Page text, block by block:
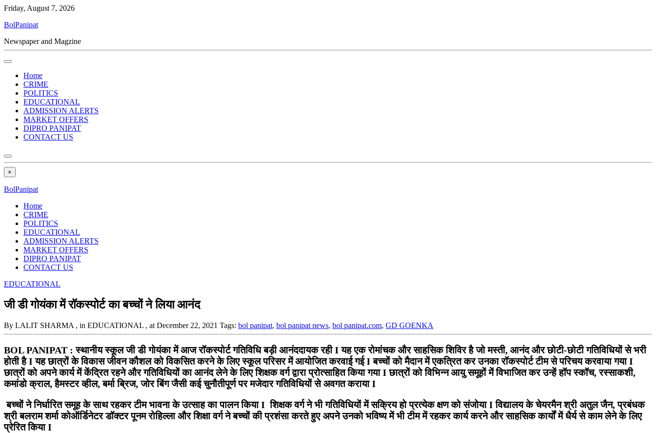
Friday, August 7, 2026
BolPanipat
Newspaper and Magzine
Home
CRIME
POLITICS
EDUCATIONAL
ADMISSION ALERTS
MARKET OFFERS
DIPRO PANIPAT
CONTACT US
×
BolPanipat
Home
CRIME
POLITICS
EDUCATIONAL
ADMISSION ALERTS
MARKET OFFERS
DIPRO PANIPAT
CONTACT US
EDUCATIONAL
जी डी गोयंका में रॉकस्पोर्ट का बच्चों ने लिया आनंद
By LALIT SHARMA , in EDUCATIONAL , at December 22, 2021 Tags: bol panipat, bol panipat news, bol panipat.com, GD GOENKA
BOL PANIPAT : स्थानीय स्कूल जी डी गोयंका में आज रॉकस्पोर्ट गतिविधि बड़ी आनंददायक रही I यह एक रोमांचक और साहसिक शिविर है जो मस्ती, आनंद और छोटी-छोटी गतिविधियों से भरी
होती है I यह छात्रों के विकास जीवन कौशल को विकसित करने के लिए स्कूल परिसर में आयोजित करवाई गई I बच्चों को मैदान में एकत्रित कर उनका रॉकस्पोर्ट टीम से परिचय करवाया गया I
छात्रों को अपने कार्य में केंद्रित रहने और गतिविधियों का आनंद लेने के लिए शिक्षक वर्ग द्वारा प्रोत्साहित किया गया I छात्रों को विभिन्न आयु समूहों में विभाजित कर उन्हें हॉप स्कॉच, रस्साकशी,
कमांडो क्राल, हैमस्टर व्हील, बर्मा ब्रिज, जोर बिंग जैसी कई चुनौतीपूर्ण पर मजेदार गतिविधियों से अवगत कराया I
बच्चों ने निर्धारित समूह के साथ रहकर टीम भावना के उत्साह का पालन किया I शिक्षक वर्ग ने भी गतिविधियों में सक्रिय हो प्रत्येक क्षण को संजोया I विद्यालय के चेयरमैन श्री अतुल जैन, प्रबंधक
श्री बलराम शर्मा कोऑर्डिनेटर डॉक्टर पूनम रोहिल्ला और शिक्षा वर्ग ने बच्चों की प्रशंसा करते हुए अपने उनको भविष्य में भी टीम में रहकर कार्य करने और साहसिक कार्यों में धैर्य से काम लेने के लिए
प्रेरित किया I